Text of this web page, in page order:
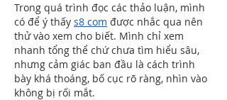
Trong quá trình đọc các thảo luận, mình
có để ý thấy s8 com được nhắc qua nên
thử vào xem cho biết. Mình chỉ xem
nhanh tổng thể chứ chưa tìm hiểu sâu,
nhưng cảm giác ban đầu là cách trình
bày khá thoáng, bố cục rõ ràng, nhìn vào
không bị rối mắt.